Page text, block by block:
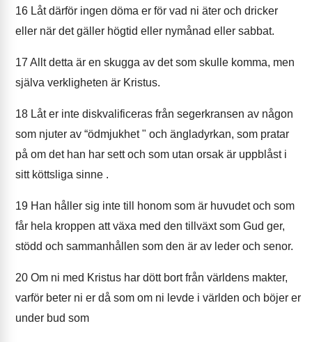
16 Låt därför ingen döma er för vad ni äter och dricker
eller när det gäller högtid eller nymånad eller sabbat.
17 Allt detta är en skugga av det som skulle komma, men
själva verkligheten är Kristus.
18 Låt er inte diskvalificeras från segerkransen av någon
som njuter av “ödmjukhet " och ängladyrkan, som pratar
på om det han har sett och som utan orsak är uppblåst i
sitt köttsliga sinne .
19 Han håller sig inte till honom som är huvudet och som
får hela kroppen att växa med den tillväxt som Gud ger,
stödd och sammanhållen som den är av leder och senor.
20 Om ni med Kristus har dött bort från världens makter,
varför beter ni er då som om ni levde i världen och böjer er
under bud som